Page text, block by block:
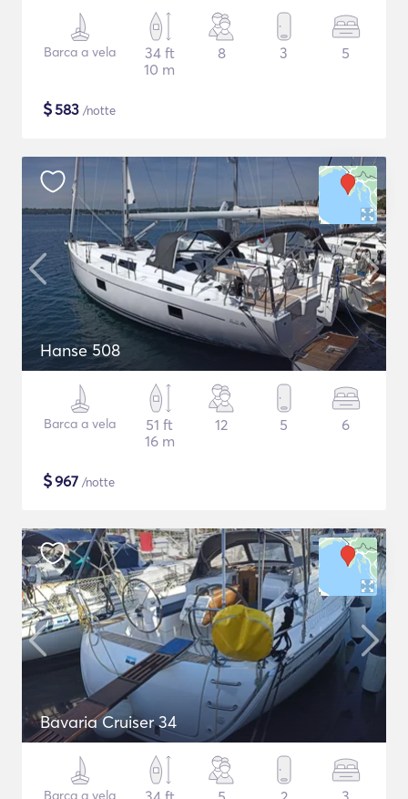
Barca a vela
34 ft
10 m
8 3 5
$583 /notte
Hanse 508
Barca a vela
51 ft
16 m
12 5 6
$967 /notte
Bavaria Cruiser 34
Barca a vela